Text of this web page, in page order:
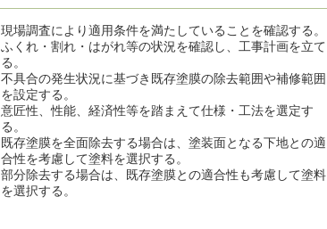
現場調査により適用条件を満たしていることを確認する。
ふくれ・割れ・はがれ等の状況を確認し、工事計画を立て
る。
不具合の発生状況に基づき既存塗膜の除去範囲や補修範囲
を設定する。
意匠性、性能、経済性等を踏まえて仕様・工法を選定す
る。
既存塗膜を全面除去する場合は、塗装面となる下地との適
合性を考慮して塗料を選択する。
部分除去する場合は、既存塗膜との適合性も考慮して塗料
を選択する。